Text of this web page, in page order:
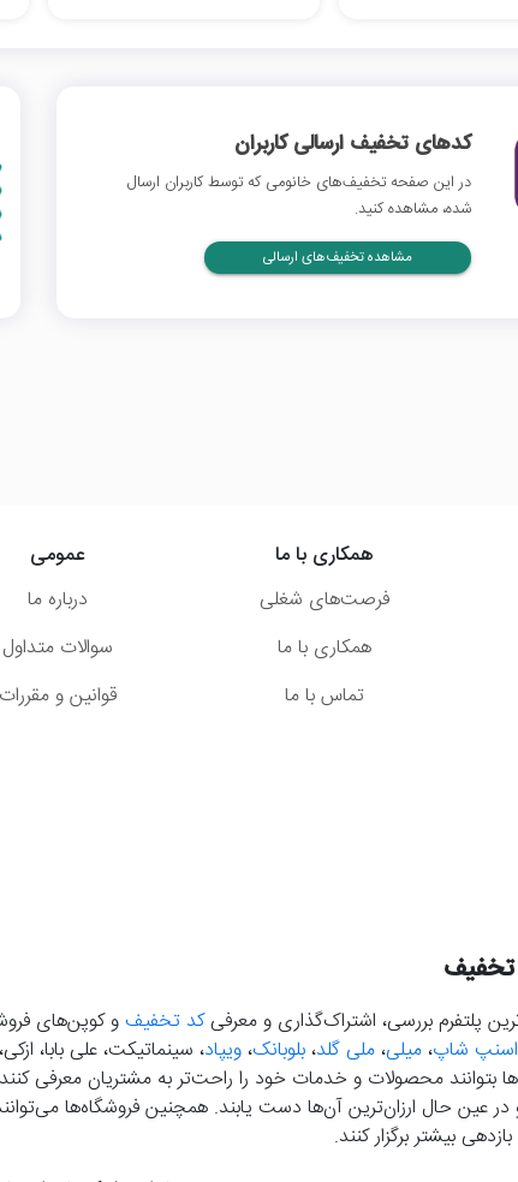
کدهای تخفیف ارسالی کاربران
در این صفحه تخفیف‌های خانومی که توسط کاربران ارسال
شده، مشاهده کنید.
مشاهده تخفیف‌های ارسالی
همکاری با ما
فرصت‌های شغلی
همکاری با ما
تماس با ما
عمومی
درباره ما
سوالات متداول
قوانین و مقررات
پلتفرم بررسی، اشتراک‌گذاری و معرفیکد تخفیفو کوپن‌های
اسنپ شاپ، میلی، ملی گلد، بلوبانک، ویپاد، سینماتیکت، علی بابا،
بتوانند محصولات و خدمات خود را راحت‌تر به مشتریان معرفی کنند
عین حال ارزان‌ترین آن‌ها دست‌ یابند. همچنین فروشگاه‌ها
بیشتر برگزار کنند.